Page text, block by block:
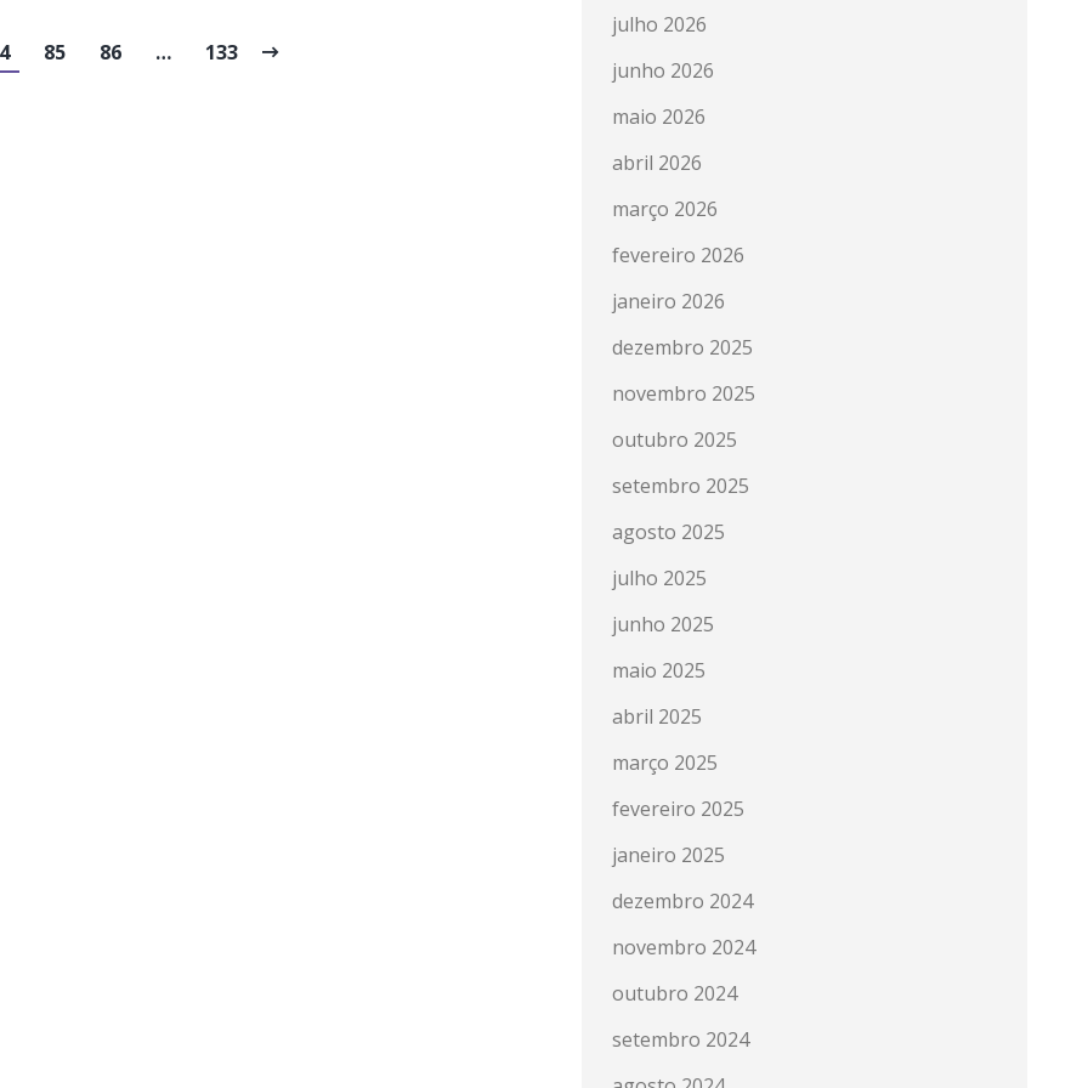
85 86 … 133
julho 2026
junho 2026
maio 2026
abril 2026
março 2026
fevereiro 2026
janeiro 2026
dezembro 2025
novembro 2025
outubro 2025
setembro 2025
agosto 2025
julho 2025
junho 2025
maio 2025
abril 2025
março 2025
fevereiro 2025
janeiro 2025
dezembro 2024
novembro 2024
outubro 2024
setembro 2024